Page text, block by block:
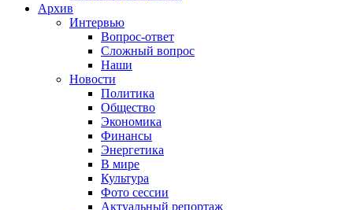
Архив
Интервью
Вопрос-ответ
Сложный вопрос
Наши
Новости
Политика
Общество
Экономика
Финансы
Энергетика
В мире
Культура
Фото сессии
Актуальный репортаж